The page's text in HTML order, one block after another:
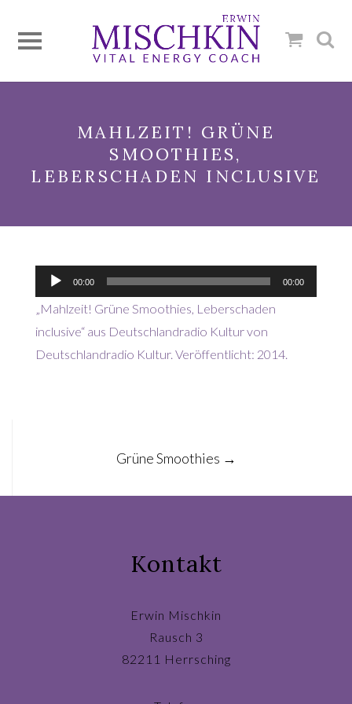
MAHLZEIT! GRÜNE
SMOOTHIES,
LEBERSCHADEN INCLUSIVE
Audio-
Player
00:00 00:00
„Mahlzeit! Grüne Smoothies, Leberschaden
inclusive“ aus Deutschlandradio Kultur von
Deutschlandradio Kultur. Veröffentlicht: 2014.
navigation
Grüne Smoothies →
Kontakt
Erwin Mischkin
Rausch 3
82211 Herrsching